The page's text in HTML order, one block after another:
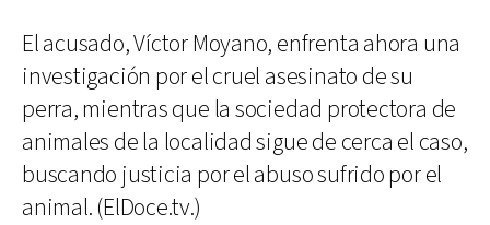
El acusado, Víctor Moyano, enfrenta ahora una
investigación por el cruel asesinato de su
perra, mientras que la sociedad protectora de
animales de la localidad sigue de cerca el caso,
buscando justicia por el abuso sufrido por el
animal. (ElDoce.tv.)